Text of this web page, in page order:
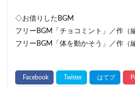
◇お借りしたBGM
フリーBGM「チョコミント」／作（
フリーBGM「体を動かそう」／作（